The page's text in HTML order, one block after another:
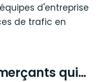
d'entreprise
de trafic en
qui…